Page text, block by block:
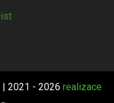
2021 - 2026 realizace